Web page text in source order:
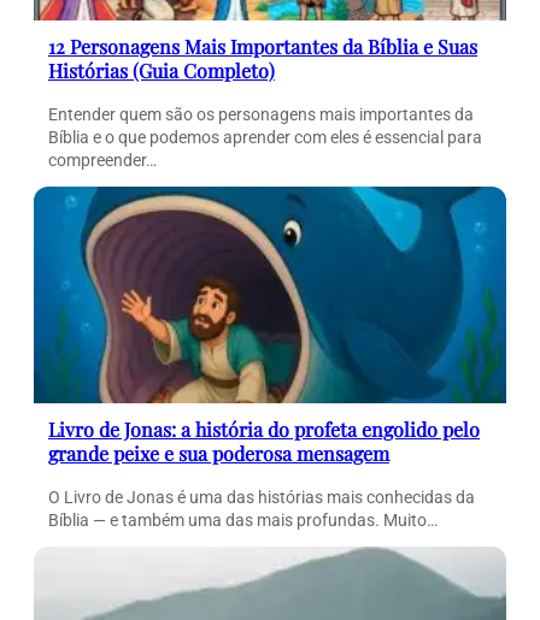
12 Personagens Mais Importantes da Bíblia e Suas
Histórias (Guia Completo)
Entender quem são os personagens mais importantes da
Bíblia e o que podemos aprender com eles é essencial para
compreender…
Livro de Jonas: a história do profeta engolido pelo
grande peixe e sua poderosa mensagem
O Livro de Jonas é uma das histórias mais conhecidas da
Bíblia — e também uma das mais profundas. Muito…